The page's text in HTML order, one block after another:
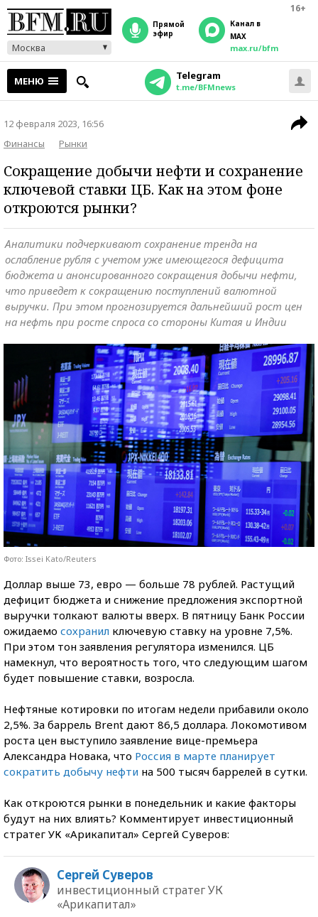
16+
Москва
прямой
эфир
Канал в
MAX
max.ru/bfm
МЕНЮ Telegram
t.me/BFMnews
12 февраля 2023, 16:56
Финансы
Рынки
Сокращение добычи нефти и сохранение
ключевой ставки ЦБ. Как на этом фоне
откроются рынки?
Аналитики подчеркивают сохранение тренда на
ослабление рубля с учетом уже имеющегося дефицита
бюджета и анонсированного сокращения добычи нефти,
что приведет к сокращению поступлений валютной
выручки. При этом прогнозируется дальнейший рост цен
на нефть при росте спроса со стороны Китая и Индии
Фото: Issei Kato/Reuters
Доллар выше 73, евро — больше 78 рублей. Растущий
дефицит бюджета и снижение предложения экспортной
выручки толкают валюты вверх. В пятницу Банк России
ожидаемо сохранил ключевую ставку на уровне 7,5%.
При этом тон заявления регулятора изменился. ЦБ
намекнул, что вероятность того, что следующим шагом
будет повышение ставки, возросла.
Нефтяные котировки по итогам недели прибавили около
2,5%. За баррель Brent дают 86,5 доллара. Локомотивом
роста цен выступило заявление вице-премьера
Александра Новака, что Россия в марте планирует
сократить добычу нефти на 500 тысяч баррелей в сутки.
Как откроются рынки в понедельник и какие факторы
будут на них влиять? Комментирует инвестиционный
стратег УК «Арикапитал» Сергей Суверов:
Сергей Суверов
инвестиционный стратег УК
«Арикапитал»